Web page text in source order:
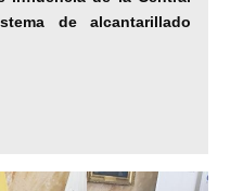
de alcantarillado